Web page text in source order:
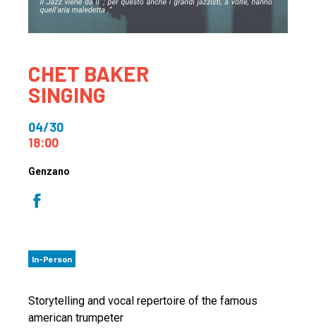
CHET BAKER
SINGING
04/30
18:00
Genzano
In-Person
Storytelling and vocal repertoire of the famous
american trumpeter